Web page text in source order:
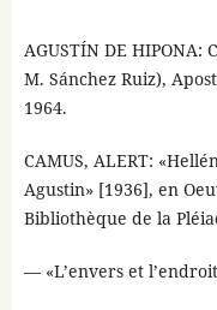
AGUSTÍN DE
M. Sánchez Ruiz),
1964.
CAMUS, ALERT:
Agustin» [1936], en
Bibliothèque de la
— «L’envers et